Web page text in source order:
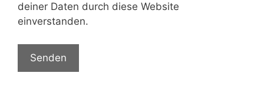
deiner Daten durch diese Website
einverstanden.